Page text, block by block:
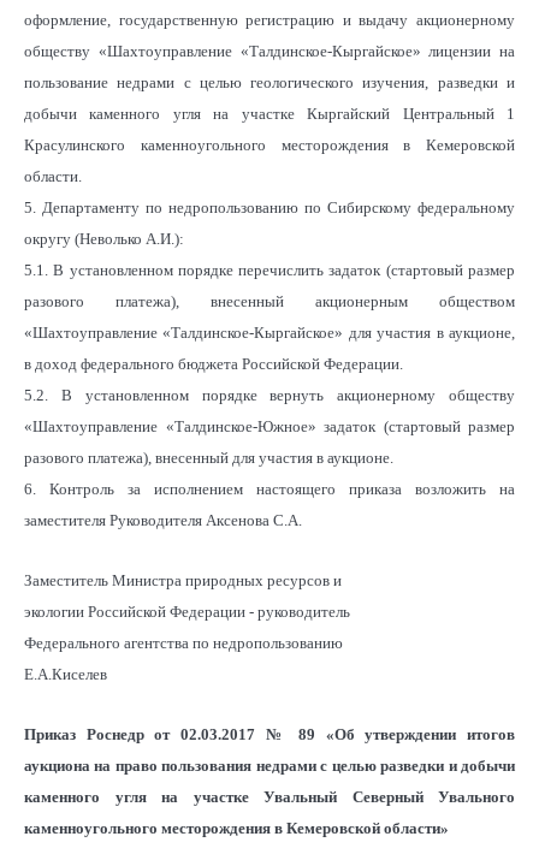
оформление, государственную регистрацию и выдачу акционерному
обществу «Шахтоуправление «Талдинское-Кыргайское» лицензии на
пользование недрами с целью геологического изучения, разведки и
добычи каменного угля на участке Кыргайский Центральный 1
Красулинского каменноугольного месторождения в Кемеровской
области.
5. Департаменту по недропользованию по Сибирскому федеральному
округу (Неволько А.И.):
5.1. В установленном порядке перечислить задаток (стартовый размер
разового платежа), внесенный акционерным обществом
«Шахтоуправление «Талдинское-Кыргайское» для участия в аукционе,
в доход федерального бюджета Российской Федерации.
5.2. В установленном порядке вернуть акционерному обществу
«Шахтоуправление «Талдинское-Южное» задаток (стартовый размер
разового платежа), внесенный для участия в аукционе.
6. Контроль за исполнением настоящего приказа возложить на
заместителя Руководителя Аксенова С.А.
Заместитель Министра природных ресурсов и
экологии Российской Федерации - руководитель
Федерального агентства по недропользованию
Е.А.Киселев
Приказ Роснедр от 02.03.2017 № 89 «Об утверждении итогов
аукциона на право пользования недрами с целью разведки и добычи
каменного угля на участке Увальный Северный Увального
каменноугольного месторождения в Кемеровской области»